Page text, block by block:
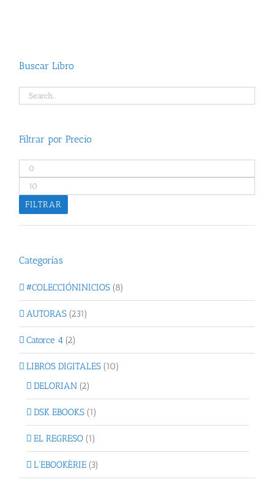
Buscar Libro
Filtrar por Precio
Precio
mínimo
Precio
máximo
FILTRAR
Categorías
#COLECCIÓNINICIOS (8)
AUTORAS (231)
Catorce 4 (2)
LIBROS DIGITALES (10)
DELORIAN (2)
DSK EBOOKS (1)
EL REGRESO (1)
L'EBOOKÈRIE (3)